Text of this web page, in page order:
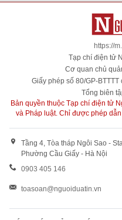
https://
Tạp chí điện tử
Cơ quan chủ
Giấy phép số 80/GP-
Tổng biên
Bản quyền thuộc Tạp chí điện tử
và Pháp luật. Chỉ được phép
Tầng 4, Tòa tháp Ngôi Sao -
Phường Cầu Giấy - Hà Nội
0903 405 146
toasoan@nguoiduatin.vn